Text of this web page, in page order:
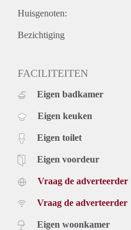
Huisgenoten:
Bezichtiging
FACILITEITEN
Eigen badkamer
Eigen keuken
Eigen toilet
Eigen voordeur
Vraag de adverteerder
Vraag de adverteerder
Eigen woonkamer